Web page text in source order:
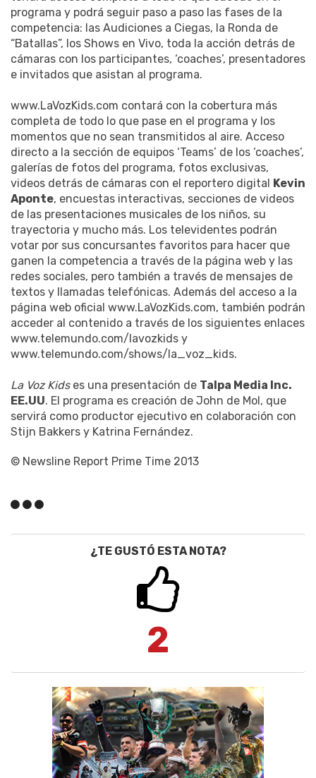
programa y podrá seguir paso a paso las fases de la
competencia: las Audiciones a Ciegas, la Ronda de
“Batallas”, los Shows en Vivo, toda la acción detrás de
cámaras con los participantes, ‘coaches’, presentadores
e invitados que asistan al programa.
www.LaVozKids.com contará con la cobertura más
completa de todo lo que pase en el programa y los
momentos que no sean transmitidos al aire. Acceso
directo a la sección de equipos ‘Teams’ de los ‘coaches’,
galerías de fotos del programa, fotos exclusivas,
videos detrás de cámaras con el reportero digital Kevin
Aponte, encuestas interactivas, secciones de videos
de las presentaciones musicales de los niños, su
trayectoria y mucho más. Los televidentes podrán
votar por sus concursantes favoritos para hacer que
ganen la competencia a través de la página web y las
redes sociales, pero también a través de mensajes de
textos y llamadas telefónicas. Además del acceso a la
página web oficial www.LaVozKids.com, también podrán
acceder al contenido a través de los siguientes enlaces
www.telemundo.com/lavozkids y
www.telemundo.com/shows/la_voz_kids.
La Voz Kidses una presentación de Talpa Media Inc.
EE.UU. El programa es creación de John de Mol, que
servirá como productor ejecutivo en colaboración con
Stijn Bakkers y Katrina Fernández.
© Newsline Report Prime Time 2013
¿TE GUSTÓ ESTA NOTA?
2